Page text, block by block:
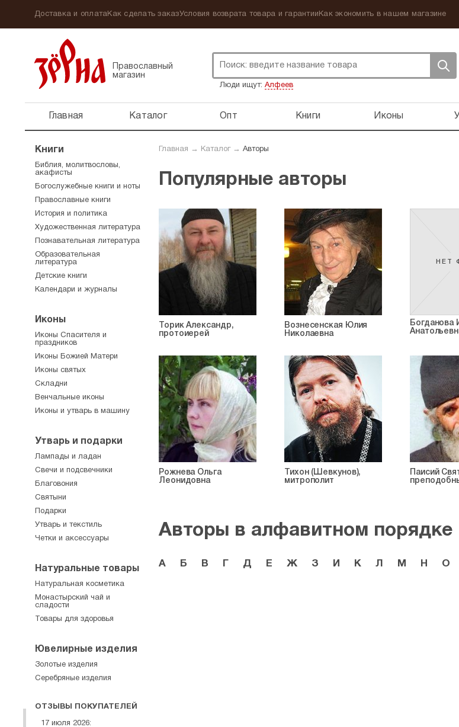
Доставка и оплатаКак сделать заказУсловия возврата товара и гарантии Как экономить в нашем магазине
Православный
магазин
Люди ищут: Алфеев
Главная Каталог Опт Книги Иконы
Главная → Каталог→ Авторы
Популярные авторы
Торик Александр,
протоиерей
Вознесенская Юлия
Николаевна
НЕТ
Богданова
Рожнева Ольга
Леонидовна
Тихон (Шевкунов),
митрополит
Паисий
Авторы в алфавитном порядке
А Б В Д Е Ж З И К Л М Н О
Книги
Библия, молитвословы,
акафисты
Богослужебные книги и ноты
Православные книги
История и политика
Художественная литература
Познавательная литература
Образовательная
литература
Детские книги
Календари и журналы
Иконы
Иконы Спасителя и
праздников
Иконы Божией Матери
Иконы святых
Складни
Венчальные иконы
Иконы и утварь в машину
Утварь и подарки
Лампады и ладан
Свечи и подсвечники
Благовония
Святыни
Подарки
Утварь и текстиль
Четки и аксессуары
Натуральные товары
Натуральная косметика
Монастырский чай и
сладости
Товары для здоровья
Ювелирные изделия
Золотые изделия
Серебряные изделия
ОТЗЫВЫ ПОКУПАТЕЛЕЙ
17 июля 2026: